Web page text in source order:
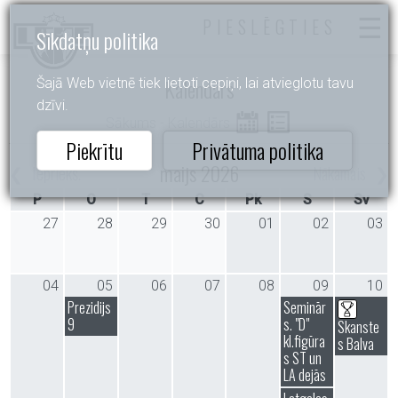
Sīkdatņu politika
Šajā Web vietnē tiek lietoti cepiņi, lai atvieglotu tavu
dzīvi.
Piekrītu Privātuma politika
Kalendārs
Iepriekš. maijs 2026
P O T C Pk S
Sv
27
28 29 30 01 02 03
04 05 06 07 08 09 10
Prezidijs
9
Seminār
s. "D"
kl.figūra
s ST un
LA dejās
Skanste
s Balva